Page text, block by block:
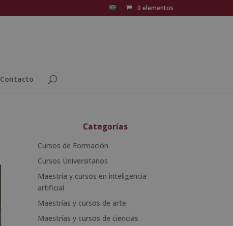
0 elementos
Contacto
Categorías
Cursos de Formación
Cursos Universitarios
Maestría y cursos en inteligencia
artificial
Maestrías y cursos de arte
Maestrías y cursos de ciencias